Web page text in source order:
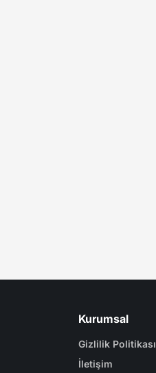
Kurumsal
Gizlilik Politikası
İletişim